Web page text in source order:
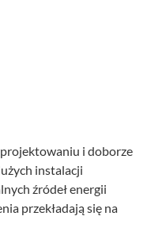
i doborze
instalacji
źródeł energii
przekładają się na